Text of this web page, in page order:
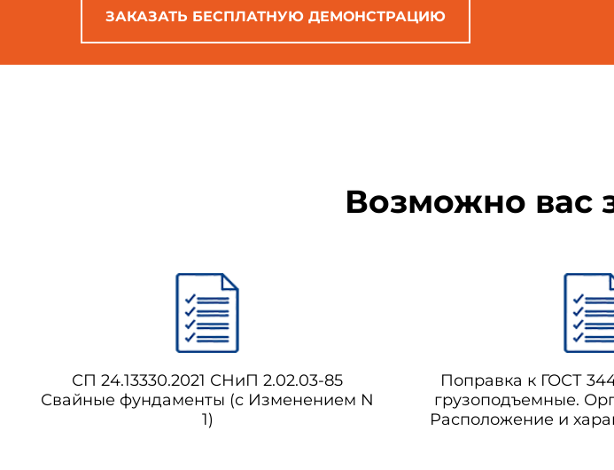
ЗАКАЗАТЬ БЕСПЛАТНУЮ ДЕМОНСТРАЦИЮ
Возможно вас
СП 24.13330.2021 СНиП 2.02.03-85
Свайные фундаменты (с Изменением N
1)
Поправка к ГОСТ
грузоподъемные.
Расположение и